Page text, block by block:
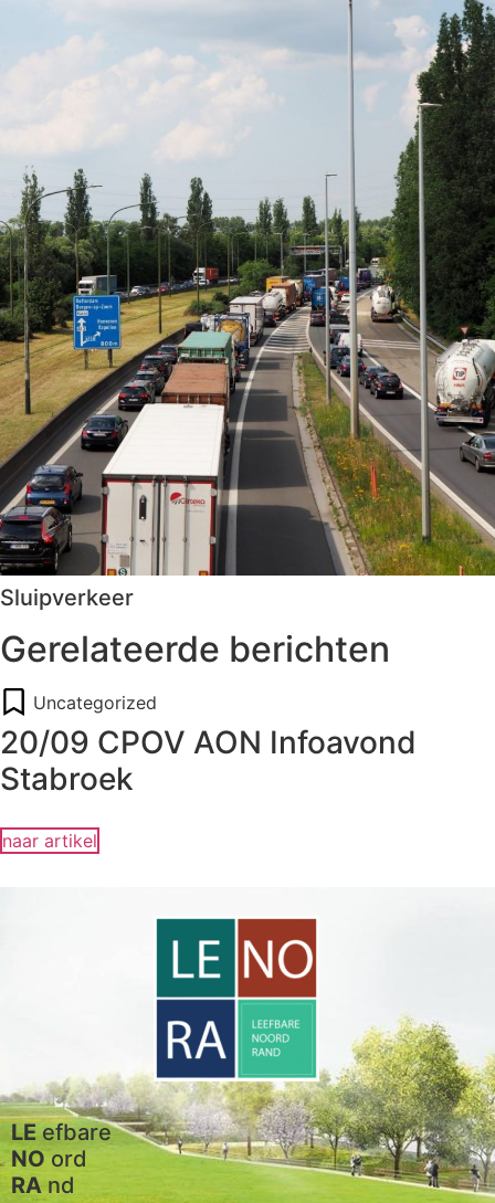
Sluipverkeer
Gerelateerde berichten
Uncategorized
20/09 CPOV AON Infoavond
Stabroek
naar artikel
LEefbare
NOord
RAnd